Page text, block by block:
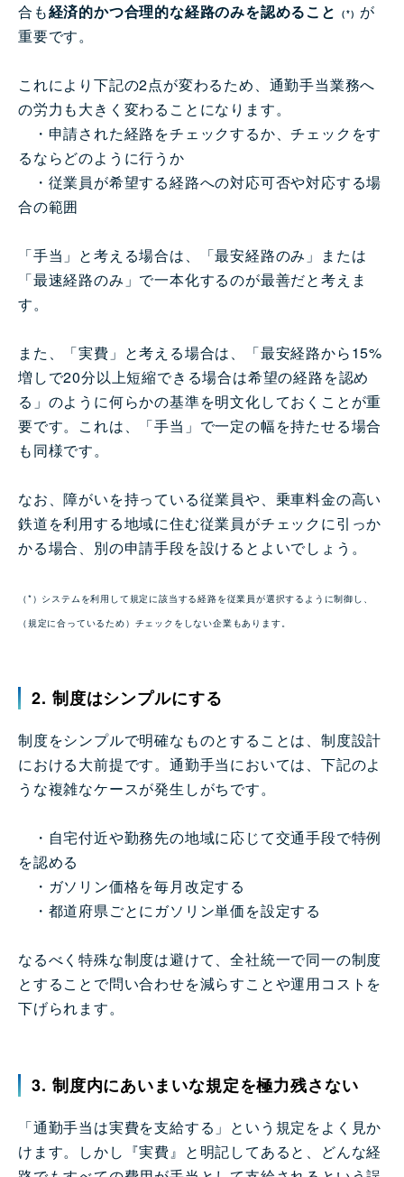
合も経済的かつ合理的な経路のみを認めること （*） が
重要です。
これにより下記の2点が変わるため、通勤手当業務へ
の労力も大きく変わることになります。
・申請された経路をチェックするか、チェックをす
るならどのように行うか
・従業員が希望する経路への対応可否や対応する場
合の範囲
「手当」と考える場合は、「最安経路のみ」または
「最速経路のみ」で一本化するのが最善だと考えま
す。
また、「実費」と考える場合は、「最安経路から15%
増しで20分以上短縮できる場合は希望の経路を認め
る」のように何らかの基準を明文化しておくことが重
要です。これは、「手当」で一定の幅を持たせる場合
も同様です。
なお、障がいを持っている従業員や、乗車料金の高い
鉄道を利用する地域に住む従業員がチェックに引っか
かる場合、別の申請手段を設けるとよいでしょう。
（*）システムを利用して規定に該当する経路を従業員が選択するように制御し、
（規定に合っているため）チェックをしない企業もあります。
2. 制度はシンプルにする
制度をシンプルで明確なものとすることは、制度設計
における大前提です。通勤手当においては、下記のよ
うな複雑なケースが発生しがちです。
・自宅付近や勤務先の地域に応じて交通手段で特例
を認める
・ガソリン価格を毎月改定する
・都道府県ごとにガソリン単価を設定する
なるべく特殊な制度は避けて、全社統一で同一の制度
とすることで問い合わせを減らすことや運用コストを
下げられます。
3. 制度内にあいまいな規定を極力残さない
「通勤手当は実費を支給する」という規定をよく見か
けます。しかし『実費』と明記してあると、どんな経